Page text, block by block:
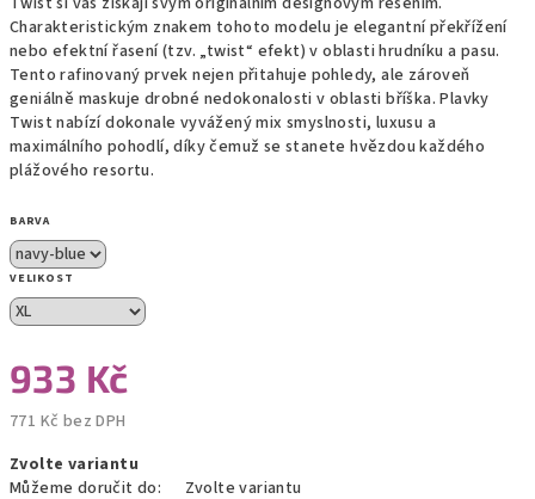
Charakteristickým znakem tohoto modelu je elegantní překřížení
nebo efektní řasení (tzv. „twist“ efekt) v oblasti hrudníku a pasu.
Tento rafinovaný prvek nejen přitahuje pohledy, ale zároveň
geniálně maskuje drobné nedokonalosti v oblasti bříška. Plavky
Twist nabízí dokonale vyvážený mix smyslnosti, luxusu a
maximálního pohodlí, díky čemuž se stanete hvězdou každého
plážového resortu.
BARVA
VELIKOST
933 Kč
771 Kč bez DPH
cena:
Zvolte variantu
Můžeme doručit do:
Zvolte variantu